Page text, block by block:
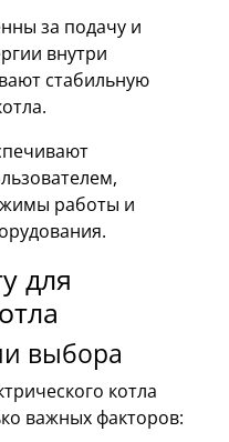
за подачу и
внутри
стабильную
работы и
для
выбора
котла
важных факторов: